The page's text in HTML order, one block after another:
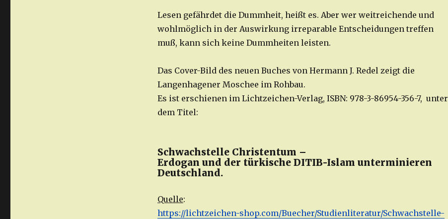
Lesen gefährdet die Dummheit, heißt es. Aber wer weitreichende und
wohlmöglich in der Auswirkung irreparable Entscheidungen treffen
muß, kann sich keine Dummheiten leisten.
Das Cover-Bild des neuen Buches von Hermann J. Redel zeigt die
Langenhagener Moschee im Rohbau.
Es ist erschienen im Lichtzeichen-Verlag, ISBN: 978-3-86954-356-7, unter
dem Titel:
Schwachstelle Christentum –
Erdogan und der türkische DITIB-Islam unterminieren
Deutschland.
Quelle:
https://lichtzeichen-shop.com/Buecher/Studienliteratur/Schwachstelle-